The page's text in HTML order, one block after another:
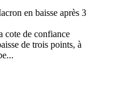
cote de confiance
de trois points, à